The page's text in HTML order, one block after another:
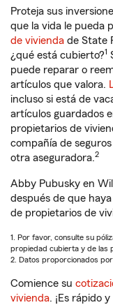
Proteja sus
que la vida le pueda
de vivienda de State
¿qué está cubierto?1
puede reparar o
artículos que valora.
incluso si está de
artículos guardados
propietarios de
compañía de
otra aseguradora.2
Abby Pubusky en
después de que
de propietarios de
1. Por favor, consulte su
propiedad cubierta y de las
2. Datos proporcionados
Comience su
vivienda. ¡Es rápido